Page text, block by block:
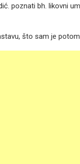
poznati bh. likovni
što sam je